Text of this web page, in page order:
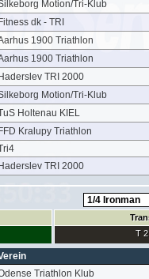
Motion/Tri-Klub
Fitness dk - TRI
1900 Triathlon
1900 Triathlon
Haderslev TRI 2000
Motion/Tri-Klub
Holtenau KIEL
FFD Kralupy Triathlon
Haderslev TRI 2000
T 2
Triathlon Klub